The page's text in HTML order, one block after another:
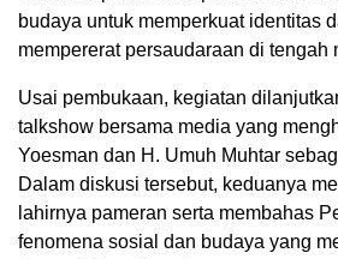
budaya untuk memperkuat identitas
mempererat persaudaraan di tengah
Usai pembukaan, kegiatan
talkshow bersama media yang
Yoesman dan H. Umuh Muhtar
Dalam diskusi tersebut, keduanya
lahirnya pameran serta membahas
fenomena sosial dan budaya yang